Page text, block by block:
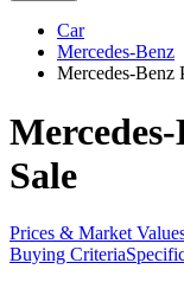
Car
Mercedes-Benz
Mercedes-Benz
Sale
Prices & Market
Buying Criteria